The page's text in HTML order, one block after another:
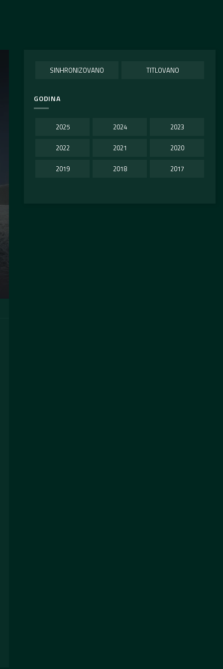
SINHRONIZOVANO TITLOVANO
GODINA
2025 2024 2023
2022 2021 2020
2019 2018 2017